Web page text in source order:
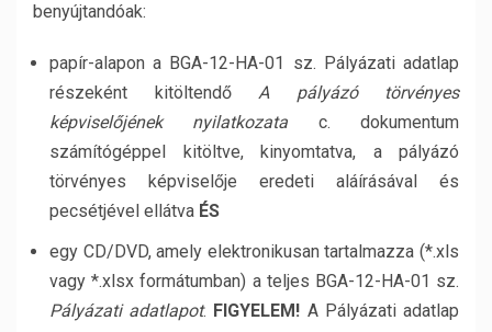
benyújtandóak:
papír-alapon a BGA-12-HA-01 sz. Pályázati adatlap
részeként kitöltendő A pályázó törvényes
képviselőjének nyilatkozata c. dokumentum
számítógéppel kitöltve, kinyomtatva, a pályázó
törvényes képviselője eredeti aláírásával és
pecsétjével ellátva ÉS
egy CD/DVD, amely elektronikusan tartalmazza (*.xls
vagy *.xlsx formátumban) a teljes BGA-12-HA-01 sz.
Pályázati adatlapot. FIGYELEM! A Pályázati adatlap